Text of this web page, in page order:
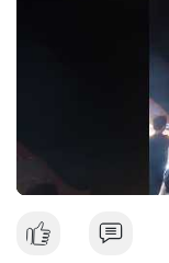
tiết kiệm hoặc đầu
🎥 Xem video trực
Nguồn: Đồng Tâm